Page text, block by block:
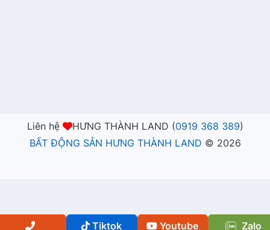
Liên hệ HƯNG THÀNH LAND (0919 368 389)
BẤT ĐỘNG SẢN HƯNG THÀNH LAND © 2026
Tiktok Youtube Zalo